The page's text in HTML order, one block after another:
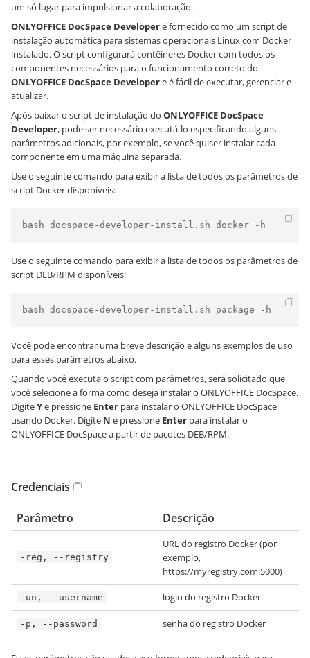
um só lugar para impulsionar a colaboração.
ONLYOFFICE DocSpace Developeré fornecido como um script de
instalação automática para sistemas operacionais Linux com Docker
instalado. O script configurará contêineres Docker com todos os
componentes necessários para o funcionamento correto do
ONLYOFFICE DocSpace Developere é fácil de executar, gerenciar e
atualizar.
Após baixar o script de instalação do ONLYOFFICE DocSpace
Developer, pode ser necessário executá-lo especificando alguns
parâmetros adicionais, por exemplo, se você quiser instalar cada
componente em uma máquina separada.
Use o seguinte comando para exibir a lista de todos os parâmetros de
script Docker disponíveis:
bash docspace-developer-install.sh docker -h
Use o seguinte comando para exibir a lista de todos os parâmetros de
script DEB/RPM disponíveis:
bash docspace-developer-install.sh package -h
Você pode encontrar uma breve descrição e alguns exemplos de uso
para esses parâmetros abaixo.
Quando você executa o script com parâmetros, será solicitado que
você selecione a forma como deseja instalar o ONLYOFFICE DocSpace.
DigiteYe pressione Enter para instalar o ONLYOFFICE DocSpace
usando Docker. Digite N e pressione Enter para instalar o
ONLYOFFICE DocSpace a partir de pacotes DEB/RPM.
Credenciais
Parâmetro Descrição
-reg, --registry
URL do registro Docker (por
exemplo,
https://myregistry.com:5000)
-un, --username login do registro Docker
-p, --password senha do registro Docker